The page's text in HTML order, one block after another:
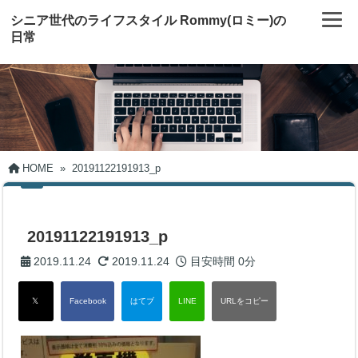
シニア世代のライフスタイル Rommy(ロミー)の
日常
HOME » 20191122191913_p
20191122191913_p
2019.11.24 2019.11.24 目安時間0分